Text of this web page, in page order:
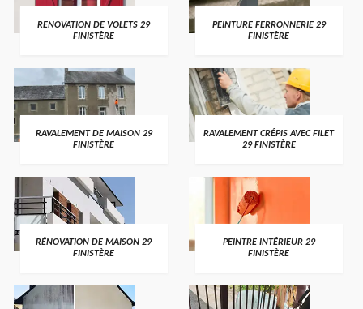
RENOVATION DE VOLETS 29
FINISTÈRE
PEINTURE FERRONNERIE 29
FINISTÈRE
RAVALEMENT DE MAISON 29
FINISTÈRE
RAVALEMENT CRÉPIS AVEC FILET
29 FINISTÈRE
RÉNOVATION DE MAISON 29
FINISTÈRE
PEINTRE INTÉRIEUR 29
FINISTÈRE